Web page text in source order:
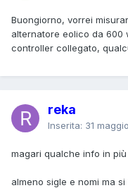
Buongiorno, vorrei
alternatore eolico da 600
controller collegato,
reka
Inserita: 31
magari qualche info in
almeno sigle e nomi ma